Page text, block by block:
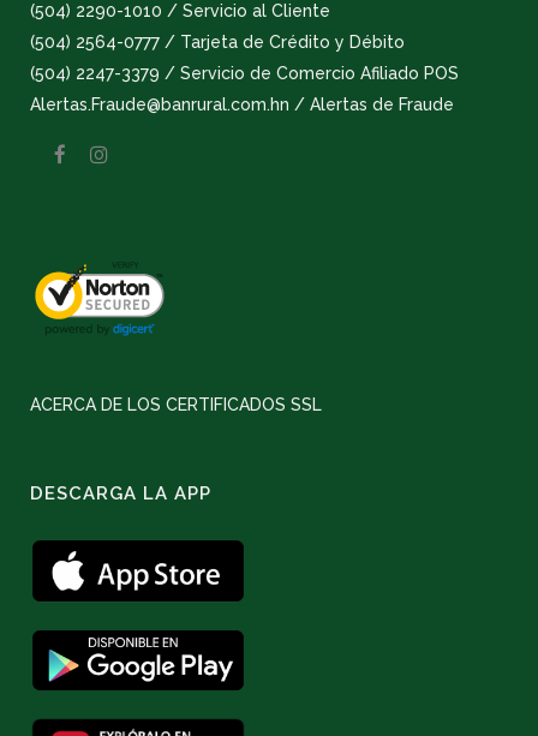
(504) 2290-1010 / Servicio al Cliente
(504) 2564-0777 / Tarjeta de Crédito y Débito
(504) 2247-3379 / Servicio de Comercio Afiliado POS
Alertas.Fraude@banrural.com.hn / Alertas de Fraude
ACERCA DE LOS CERTIFICADOS SSL
DESCARGA LA APP